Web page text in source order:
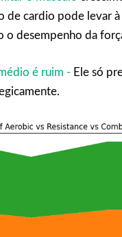
de cardio pode levar à
o desempenho da
é ruim - Ele só